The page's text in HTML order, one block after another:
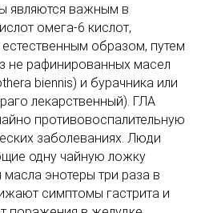
являются важным в
омега-6 кислот,
образом, путем
не рафинированных масел
biennis) и бурачника или
лекарственный). ГЛА
противовоспалительную
заболеваниях. Люди
одну чайную ложку
энотеры три раза в
симптомы гастрита и